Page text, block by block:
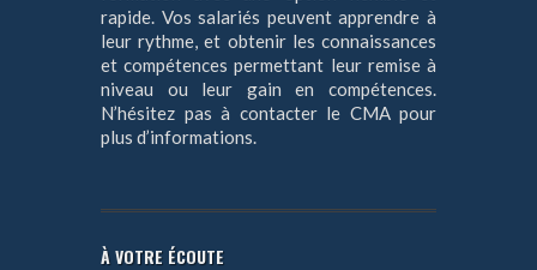
rapide. Vos salariés peuvent apprendre à
leur rythme, et obtenir les connaissances
et compétences permettant leur remise à
niveau ou leur gain en compétences.
N’hésitez pas à contacter le CMA pour
plus d’informations.
À VOTRE ÉCOUTE